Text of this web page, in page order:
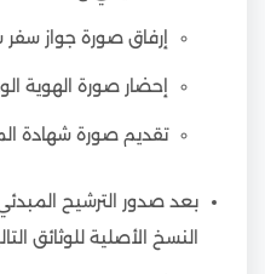
إرفاق صورة جواز
إحضار صورة الهوية
تقديم صورة شهادة
بعد صدور الترشيح
النسخ الأصلية للوثائق